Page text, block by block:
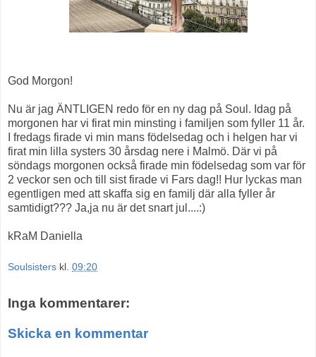
God Morgon!
Nu är jag ÄNTLIGEN redo för en ny dag på Soul. Idag på
morgonen har vi firat min minsting i familjen som fyller 11 år.
I fredags firade vi min mans födelsedag och i helgen har vi
firat min lilla systers 30 årsdag nere i Malmö. Där vi på
söndags morgonen också firade min födelsedag som var för
2 veckor sen och till sist firade vi Fars dag!! Hur lyckas man
egentligen med att skaffa sig en familj där alla fyller år
samtidigt??? Ja,ja nu är det snart jul....:)
kRaM Daniella
Soulsisters kl. 09:20
Inga kommentarer:
Skicka en kommentar